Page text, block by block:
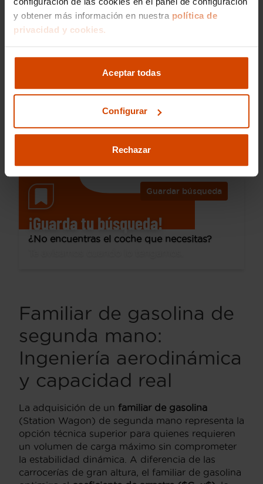
y obtener más información en nuestra política de
privacidad y cookies.
Aceptar todas
Configurar
Rechazar
Desde 286 € /mes*
18.390 €
CLUBMAN
75.000 km
Guardar búsqueda
¡Guarda tu búsqueda!
¿No encuentras el coche que necesitas?
Familiar de gasolina de
segunda mano:
Ingeniería aerodinámica
y capacidad real
La adquisición de un familiar de gasolina
(Station Wagon) de segunda mano representa la
opción técnica superior para quienes requieren
un volumen de carga máximo sin comprometer
la estabilidad dinámica. A diferencia de las
carrocerías de gran altura, el familiar de gasolina